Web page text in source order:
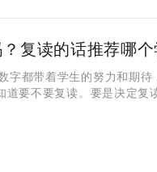
复读的话推荐哪个
字都带着学生的努力和期
要不要复读。要是决定复